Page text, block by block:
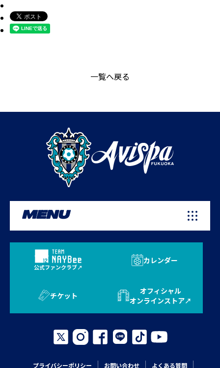
一覧へ戻る
MENU
公式ファンクラブ
カレンダー
チケット
オフィシャル
オンラインストア
プライバシーポリシー お問い合わせ よくある質問